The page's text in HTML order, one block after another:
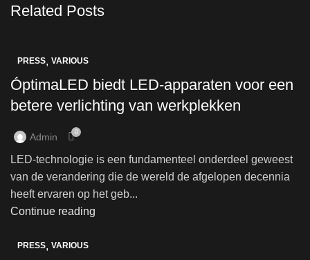
Related Posts
PRESS, VARIOUS
ÓptimaLED biedt LED-apparaten voor een
betere verlichting van werkplekken
Admin 0
LED-technologie is een fundamenteel onderdeel geweest
van de verandering die de wereld de afgelopen decennia
heeft ervaren op het geb...
Continue reading
PRESS, VARIOUS